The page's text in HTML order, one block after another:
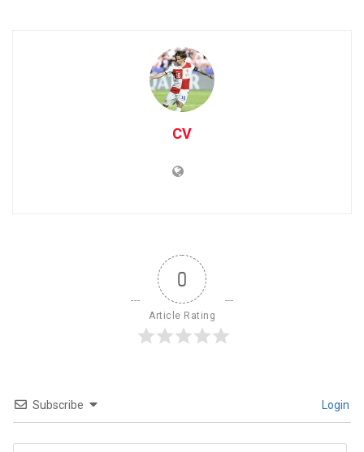
CV
0
Article Rating
Subscribe Login